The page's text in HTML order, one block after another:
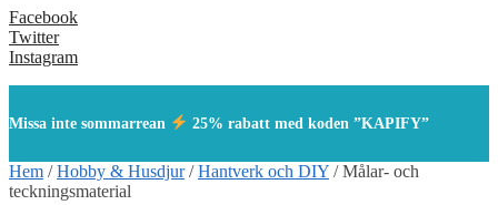
Facebook
Twitter
Instagram
Missa inte sommarrean 25% rabatt med koden ”KAPIFY”
Hem /Hobby & Husdjur/Hantverk och DIY /Målar- och
teckningsmaterial